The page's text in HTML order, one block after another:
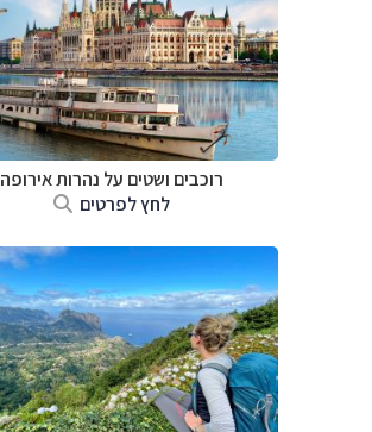
רוכבים ושטים על נהרות אירופה
לחץ לפרטים